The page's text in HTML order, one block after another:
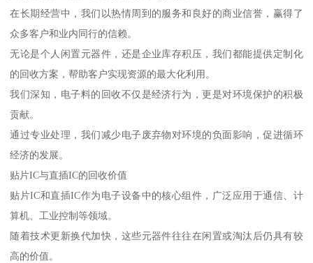
在长期经营中，我们以热情周到的服务和良好的商业信誉，赢得了
众多客户和业内同行的信赖。
无论是个人闲置元器件，还是企业库存积压，我们都能提供定制化
的回收方案，帮助客户实现资源的最大化利用。
我们深知，电子料的回收不仅是经济行为，更是对环境保护的积极
贡献。
通过专业处理，我们减少电子废弃物对环境的负面影响，促进循环
经济的发展。
贴片IC与直插IC的回收价值
贴片IC和直插IC作为电子设备中的核心组件，广泛应用于通信、计
算机、工业控制等领域。
随着技术更新换代加快，这些元器件往往在闲置或淘汰后仍具有较
高的价值。